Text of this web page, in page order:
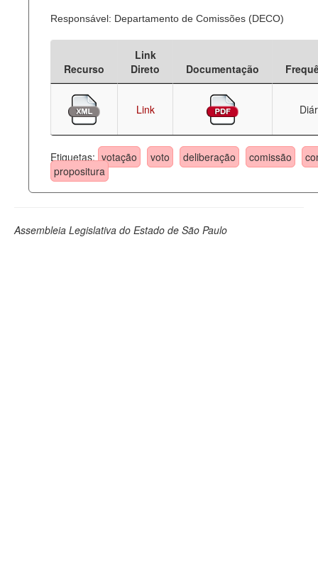
Processo Legislativo
Deputados Estaduais
Administração
Legislação
Perguntas frequentes
Responsável: Departamento de Comissões (DECO)
Recurso
Link
Direto
Documentação
Link
Etiquetas: votação voto deliberação comissão
propositura
Assembleia Legislativa do Estado de São Paulo